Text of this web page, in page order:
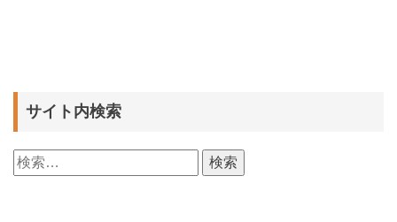
サイト内検索
検
索: